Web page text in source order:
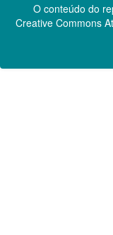
O conteúdo do
Creative Commons